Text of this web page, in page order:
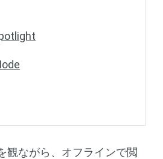
観ながら、オフラインで閲